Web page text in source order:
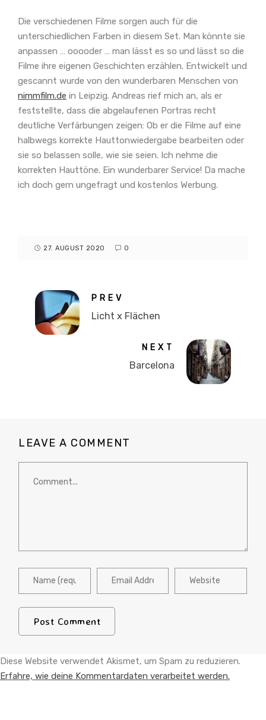
Die verschiedenen Filme sorgen auch für die
unterschiedlichen Farben in diesem Set. Man könnte sie
anpassen … ooooder … man lässt es so und lässt so die
Filme ihre eigenen Geschichten erzählen. Entwickelt und
gescannt wurde von den wunderbaren Menschen von
nimmfilm.de in Leipzig. Andreas rief mich an, als er
feststellte, dass die abgelaufenen Portras recht
deutliche Verfärbungen zeigen: Ob er die Filme auf eine
halbwegs korrekte Hauttonwiedergabe bearbeiten oder
sie so belassen solle, wie sie seien. Ich nehme die
korrekten Hauttöne. Ein wunderbarer Service! Da mache
ich doch gern ungefragt und kostenlos Werbung.
27. AUGUST 2020 0
PREV
Licht x Flächen
NEXT
Barcelona
LEAVE A COMMENT
Diese Website verwendet Akismet, um Spam zu reduzieren.
Erfahre, wie deine Kommentardaten verarbeitet werden.